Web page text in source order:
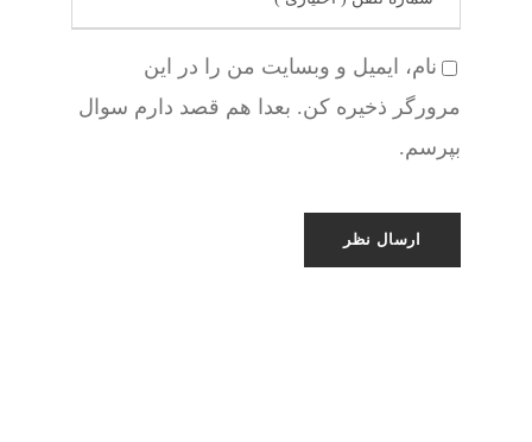
نام، ایمیل و وبسایت من را در این
مرورگر ذخیره کن. بعدا هم قصد دارم سوال
بپرسم.